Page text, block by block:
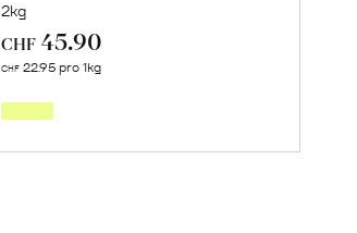
2kg
CHF 45.90
CHF 22.95 pro 1kg